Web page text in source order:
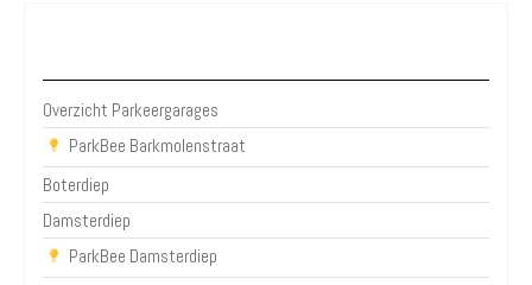
Overzicht Parkeergarages
ParkBee Barkmolenstraat
Boterdiep
Damsterdiep
ParkBee Damsterdiep